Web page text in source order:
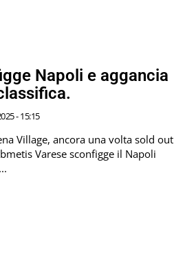
Napoli e aggancia
- 15:15
Village, ancora una volta sold out
Varese sconfigge il Napoli